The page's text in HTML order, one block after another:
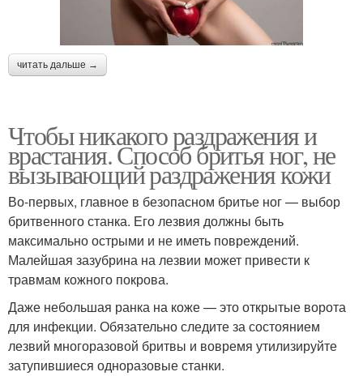
читать дальше →
Чтобы никакого раздражения и
врастания. Способ бритья ног, не
вызывающий раздражения кожи
Во-первых, главное в безопасном бритье ног — выбор
бритвенного станка. Его лезвия должны быть
максимально острыми и не иметь повреждений.
Малейшая зазубрина на лезвии может привести к
травмам кожного покрова.
Даже небольшая ранка на коже — это открытые ворота
для инфекции. Обязательно следите за состоянием
лезвий многоразовой бритвы и вовремя утилизируйте
затупившиеся одноразовые станки.